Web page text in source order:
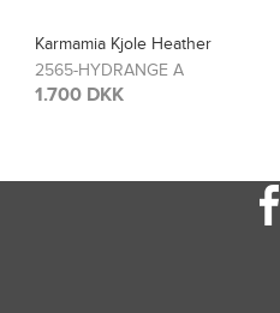
Karmamia Bluse Blair
2567-HYDRANGE A
1.200 DKK